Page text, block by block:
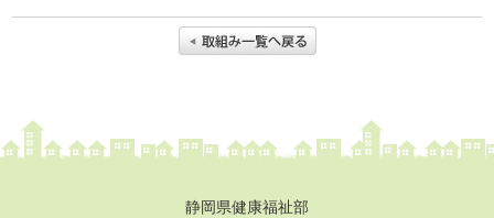
サイトマップ
静岡県健康福祉部